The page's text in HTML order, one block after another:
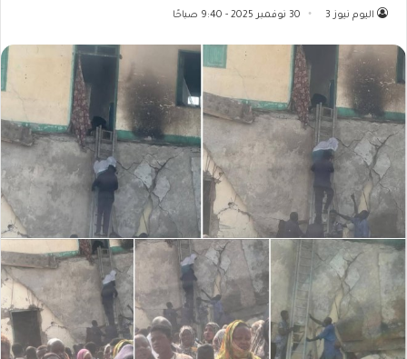
اليوم نيوز 3 30 نوفمبر 2025 - 9:40 صباحًا